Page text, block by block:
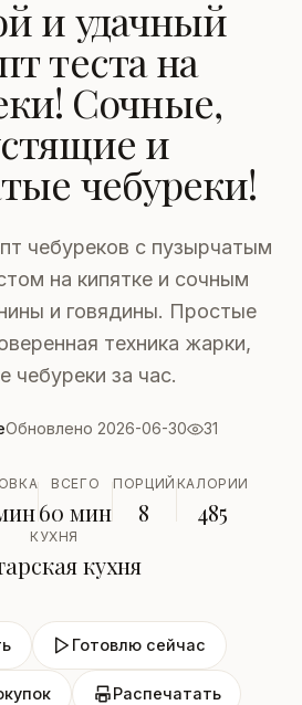
и удачный
теста на
Сочные,
и
чебуреки!
чебуреков с пузырчатым
на кипятке и сочным
и говядины. Простые
техника жарки,
чебуреки за час.
Обновлено 2026-06-30 31
ВСЕГО
60 мин
ПОРЦИЙ
8
КАЛОРИИ
485
КУХНЯ
кухня
Готовлю сейчас
Распечатать